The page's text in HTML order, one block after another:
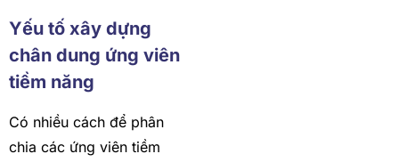
Yếu tố xây dựng
chân dung ứng viên
tiềm năng
Có nhiều cách để phân
chia các ứng viên tiềm